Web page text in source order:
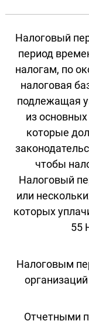
Налоговый
период
налогам, по
налоговая
подлежащая
из
которые
чтобы
Налоговый
или
которых
55
Налоговым
Отчетными